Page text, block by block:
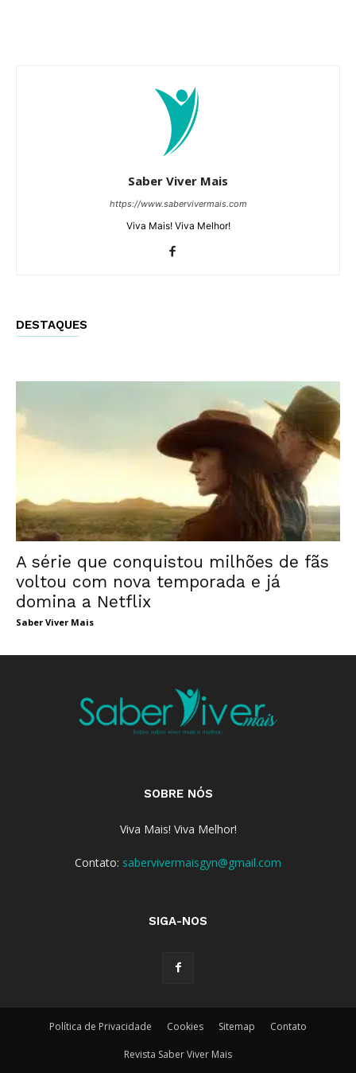
Saber Viver Mais
https://www.sabervivermais.com
Viva Mais! Viva Melhor!
DESTAQUES
A série que conquistou milhões de fãs
voltou com nova temporada e já
domina a Netflix
Saber Viver Mais
SOBRE NÓS
Viva Mais! Viva Melhor!
Contato: sabervivermaisgyn@gmail.com
SIGA-NOS
Política de Privacidade Cookies Sitemap Contato
Revista Saber Viver Mais